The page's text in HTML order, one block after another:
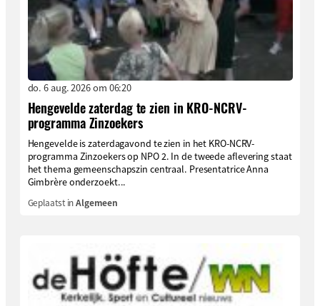
do. 6 aug. 2026 om 06:20
Hengevelde zaterdag te zien in KRO-NCRV-
programma Zinzoekers
Hengevelde is zaterdagavond te zien in het KRO-NCRV-
programma Zinzoekers op NPO 2. In de tweede aflevering staat
het thema gemeenschapszin centraal. Presentatrice Anna
Gimbrère onderzoekt...
Geplaatst inAlgemeen